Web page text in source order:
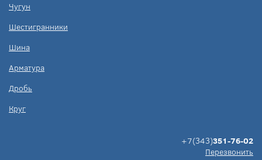
Чугун
Шестигранники
Шина
Арматура
Дробь
Круг
+7(343)351-76-02
Перезвонить